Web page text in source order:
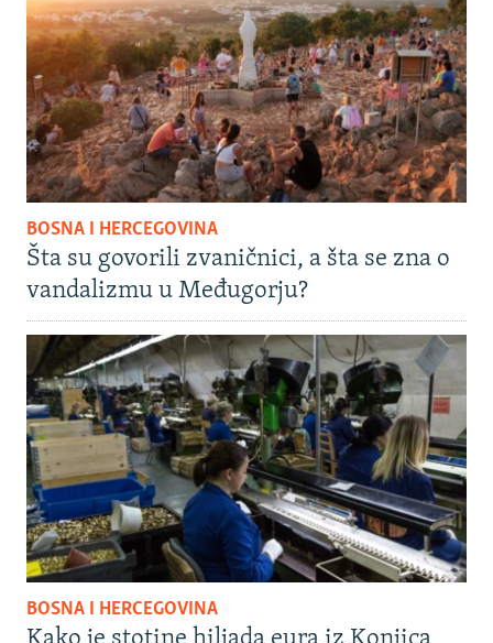
BOSNA I HERCEGOVINA
Šta su govorili zvaničnici, a šta se zna o
vandalizmu u Međugorju?
BOSNA I HERCEGOVINA